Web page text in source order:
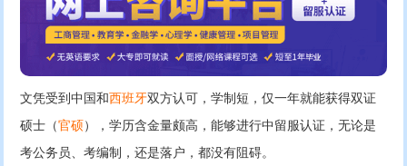
文凭受到中国和西班牙双方认可，学制短，仅一年就能获得双证
硕士（官硕 ），学历含金量颇高，能够进行中留服认证，无论是
考公务员、考编制，还是落户，都没有阻碍。